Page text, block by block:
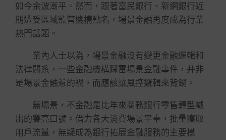
如今余波漸平。然而，跟著富民銀行、新網銀行近
期遭受區域監管機構點名，場景金融再度成為行業
熱門話題。
業內人士以為，場景金融沒有變更金融邏輯和
法律關系，一些金融機構踩雷場景金融事件，并非
是場景金融惹的禍，而應該讓風控邏輯來背鍋。
無場景，不金融是比年來商務銀行零售轉型喊
出的響亮口號。借力各大消費場景平臺，批量獲取
用戶流量，無疑成為銀行拓展金融服務的主要模